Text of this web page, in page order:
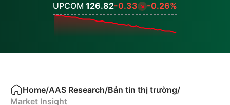
UPCOM 126.82-0.33 -0.26%
Home/AAS Research/Bản tin thị trường/
Market Insight